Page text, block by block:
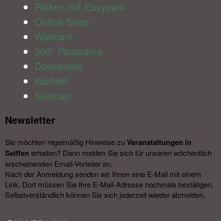
Parken mit Easypark
Online-Shop
Webcam
360° Panorama
Downloads
Kontakt
Sitemap
Newsletter​
Sie möchten regelmäßig Hinweise zu Veranstal­tungen in
Seiffen erhalten? Dann melden Sie sich für unseren wöchentlich
erscheinenden Email-Verteiler an.
Nach der Anmeldung senden wir Ihnen eine E-Mail mit einem
Link. Dort müssen Sie Ihre E-Mail-Adresse nochmals bestätigen.
Selbstverständlich können Sie sich jederzeit wieder abmelden.​